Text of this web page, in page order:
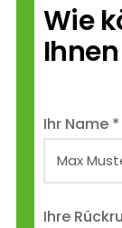
Wie
Ihr Name *
Ihre